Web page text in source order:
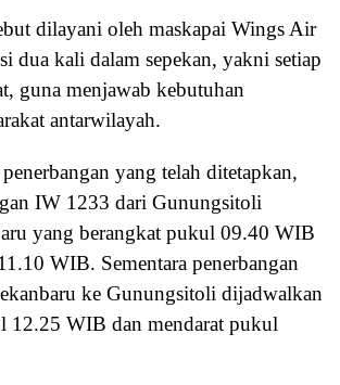
dilayani oleh maskapai Wings Air
dua kali dalam sepekan, yakni setiap
guna menjawab kebutuhan
antarwilayah.
yang telah ditetapkan,
IW 1233 dari Gunungsitoli
yang berangkat pukul 09.40 WIB
WIB. Sementara penerbangan
ke Gunungsitoli dijadwalkan
12.25 WIB dan mendarat pukul